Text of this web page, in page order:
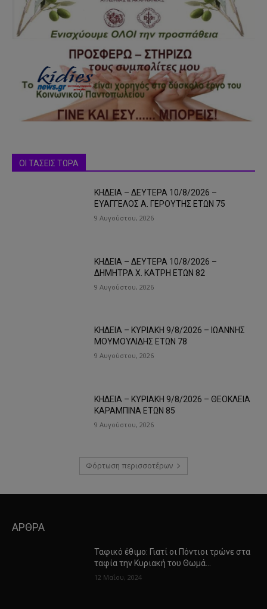
ΟΙ ΤΑΣΕΙΣ ΤΩΡΑ
ΚΗΔΕΙΑ – ΔΕΥΤΕΡΑ 10/8/2026 –
ΕΥΑΓΓΕΛΟΣ Α. ΓΕΡΟΥΤΗΣ ΕΤΩΝ 75
9 Αυγούστου, 2026
ΚΗΔΕΙΑ – ΔΕΥΤΕΡΑ 10/8/2026 –
ΔΗΜΗΤΡΑ Χ. ΚΑΤΡΗ ΕΤΩΝ 82
9 Αυγούστου, 2026
ΚΗΔΕΙΑ – ΚΥΡΙΑΚΗ 9/8/2026 – ΙΩΑΝΝΗΣ
ΜΟΥΜΟΥΛΙΔΗΣ ΕΤΩΝ 78
9 Αυγούστου, 2026
ΚΗΔΕΙΑ – ΚΥΡΙΑΚΗ 9/8/2026 – ΘΕΟΚΛΕΙΑ
ΚΑΡΑΜΠΙΝΑ ΕΤΩΝ 85
9 Αυγούστου, 2026
Φόρτωση περισσοτέρων
ΑΡΘΡΑ
Ταφικό έθιμο: Γιατί οι Πόντιοι τρώνε στα
ταφία την Κυριακή του Θωμά…
12 Μαΐου, 2024